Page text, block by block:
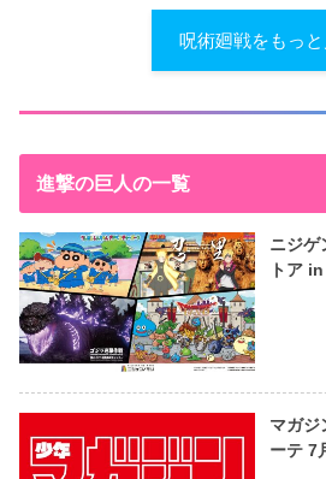
呪術廻戦をもっと
進撃の巨人の一覧
ニジゲ
トア
マガジ
ーテ 7